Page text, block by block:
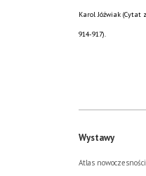
Karol Jóźwiak (Cytat
914-917).
Wystawy
Atlas